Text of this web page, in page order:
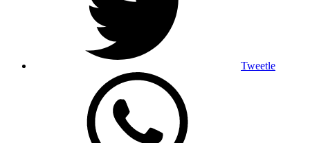
Tweetle